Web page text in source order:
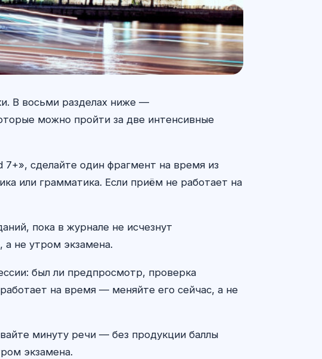
В восьми разделах ниже —
можно пройти за две интенсивные
сделайте один фрагмент на время из
или грамматика. Если приём не работает на
пока в журнале не исчезнут
не утром экзамена.
был ли предпросмотр, проверка
на время — меняйте его сейчас, а не
минуту речи — без продукции баллы
экзамена.